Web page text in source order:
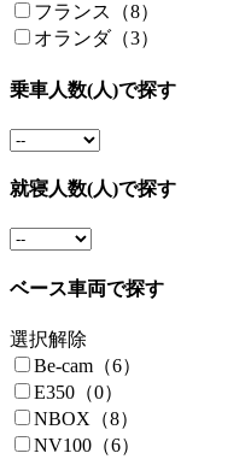
フランス（8）
オランダ（3）
乗車人数(人)で探す
就寝人数(人)で探す
ベース車両で探す
選択解除
Be-cam（6）
E350（0）
NBOX（8）
NV100（6）